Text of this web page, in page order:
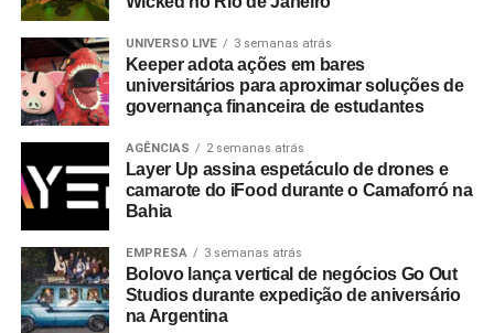
UNIVERSO LIVE 3 semanas atrás
Keeper adota ações em bares
universitários para aproximar soluções de
governança financeira de estudantes
AGÊNCIAS 2 semanas atrás
Layer Up assina espetáculo de drones e
camarote do iFood durante o Camaforró na
Bahia
EMPRESA 3 semanas atrás
Bolovo lança vertical de negócios Go Out
Studios durante expedição de aniversário
na Argentina